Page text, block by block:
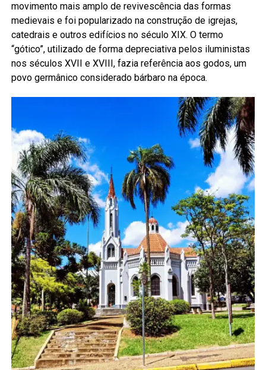
movimento mais amplo de revivescência das formas
medievais e foi popularizado na construção de igrejas,
catedrais e outros edifícios no século XIX. O termo
“gótico”, utilizado de forma depreciativa pelos iluministas
nos séculos XVII e XVIII, fazia referência aos godos, um
povo germânico considerado bárbaro na época.